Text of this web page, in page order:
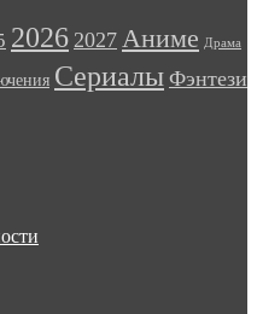
2026 2027 Аниме Драма
Сериалы Фэнтези